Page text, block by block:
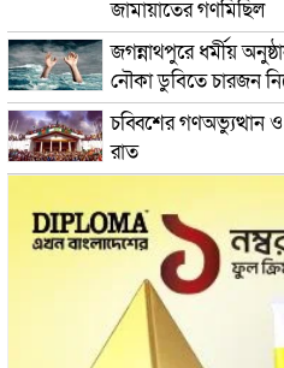
জামায়াতের গণমিছিল
জগন্নাথপুরে ধর্মীয়
নৌকা ডুবিতে চারজন
চব্বিশের গণঅভ্যুত্থান
রাত